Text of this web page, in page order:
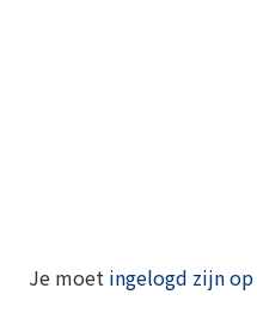
Je moet ingelogd zijn op